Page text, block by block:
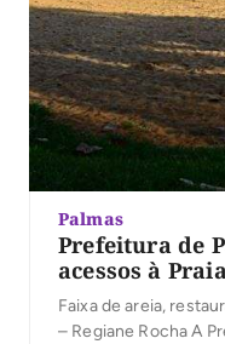
Palmas
Prefeitura de
acessos à
Faixa de areia,
– Regiane Rocha A